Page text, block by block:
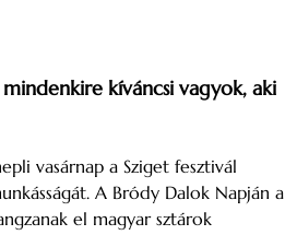
mindenkire kíváncsi vagyok, aki
vasárnap a Sziget fesztivál
A Bródy Dalok Napján a
el magyar sztárok